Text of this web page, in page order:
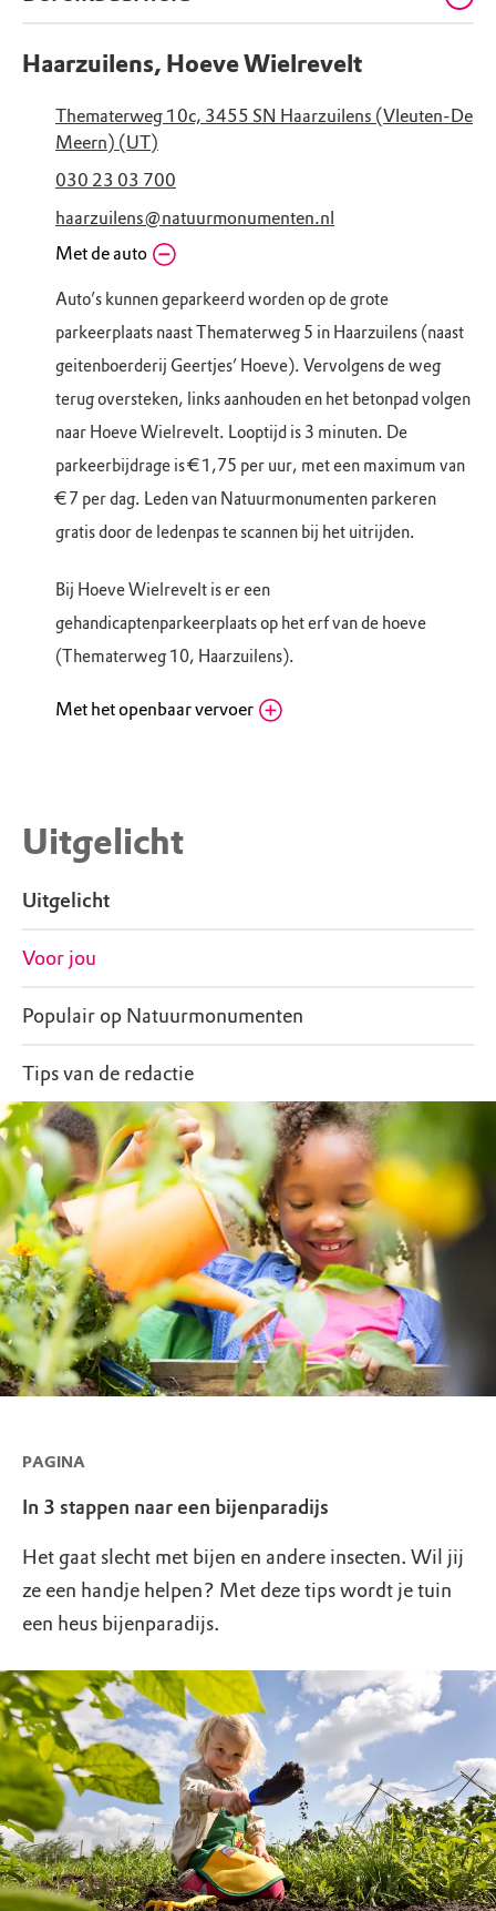
Haarzuilens, Hoeve Wielrevelt
Thematerweg 10c, 3455 SN Haarzuilens (Vleuten-De
Meern) (UT)
030 23 03 700
haarzuilens@natuurmonumenten.nl
Met de auto
Auto’s kunnen geparkeerd worden op de grote
parkeerplaats naast Thematerweg 5 in Haarzuilens (naast
geitenboerderij Geertjes’ Hoeve). Vervolgens de weg
terug oversteken, links aanhouden en het betonpad volgen
naar Hoeve Wielrevelt. Looptijd is 3 minuten. De
parkeerbijdrage is € 1,75 per uur, met een maximum van
€ 7 per dag. Leden van Natuurmonumenten parkeren
gratis door de ledenpas te scannen bij het uitrijden.
Bij Hoeve Wielrevelt is er een
gehandicaptenparkeerplaats op het erf van de hoeve
(Thematerweg 10, Haarzuilens).
Met het openbaar vervoer
Haarzuilens, Hoeve Wielrevelt: Vanaf NS-
naar Hoeve Wielrevelt aan de Thematerweg in
Haarzuilens. Vanaf NS-station Utrecht Centraal
Uitgelicht
Uitgelicht
Voor jou
Populair op Natuurmonumenten
Tips van de redactie
PAGINA
In 3 stappen naar een bijenparadijs
Het gaat slecht met bijen en andere insecten. Wil jij
ze een handje helpen? Met deze tips wordt je tuin
een heus bijenparadijs.